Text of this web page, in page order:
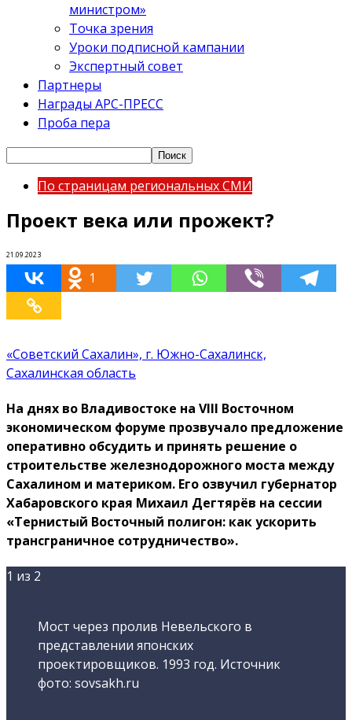
министром»
Точка зрения
Уроки подписной кампании
Экспертный совет
Партнеры
Награды АРС-ПРЕСС
Проба пера
По страницам региональных СМИ
Проект века или прожект?
21.09.2023
1
«Советский Сахалин», г. Южно-Сахалинск,
Сахалинская область
На днях во Владивостоке на VIII Восточном
экономическом форуме прозвучало предложение
оперативно обсудить и принять решение о
строительстве железнодорожного моста между
Сахалином и материком. Его озвучил губернатор
Хабаровского края Михаил Дегтярёв на сессии
«Тернистый Восточный полигон: как ускорить
трансграничное сотрудничество».
1 из 2
Мост через пролив Невельского в
представлении японских
проектировщиков. 1993 год. Источник
фото: sovsakh.ru